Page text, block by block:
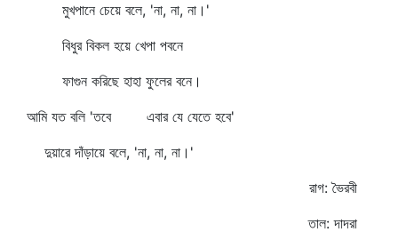
মুখপানে চেয়ে বলে, 'না, না, না।'
বিধুর বিকল হয়ে খেপা পবনে
ফাগুন করিছে হাহা ফুলের বনে।
আমি যত বলি 'তবে এবার যে যেতে হবে'
দুয়ারে দাঁড়ায়ে বলে, 'না, না, না।'
রাগ: ভৈরবী
তাল: দাদরা